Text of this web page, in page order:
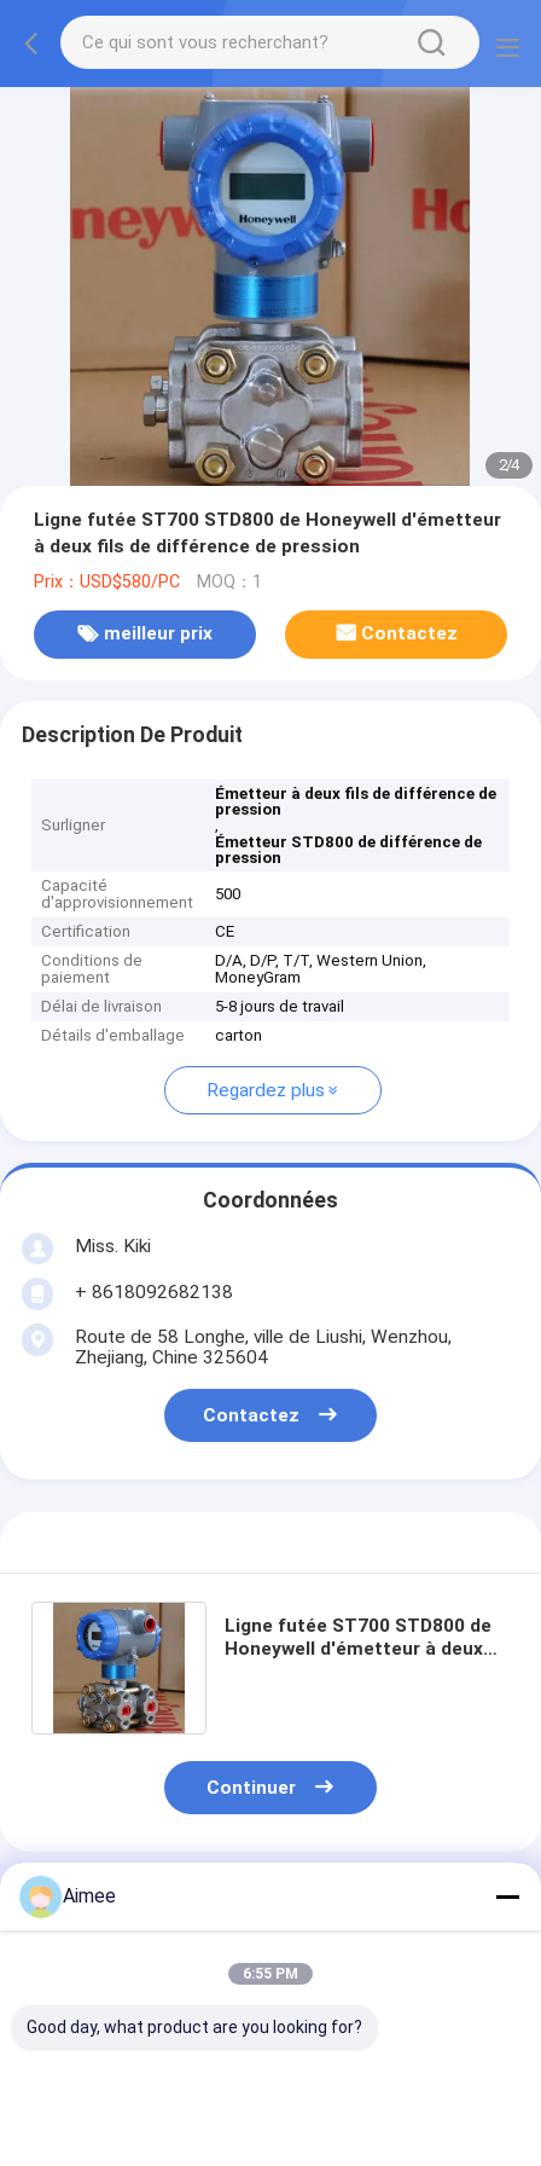
2/4
Ligne futée ST700 STD800 de Honeywell d'émetteur
à deux fils de différence de pression
Prix：USD$580/PC MOQ：1
meilleur prix Contactez
Description De Produit
Surligner
Émetteur à deux fils de différence de
pression
,
Émetteur STD800 de différence de
pression
Capacité
d'approvisionnement
500
Certification
CE
Conditions de
paiement
D/A, D/P, T/T, Western Union,
MoneyGram
Délai de livraison
5-8 jours de travail
Détails d'emballage
carton
Regardez plus
Coordonnées
Miss. Kiki
+ 8618092682138
Route de 58 Longhe, ville de Liushi, Wenzhou,
Zhejiang, Chine 325604
Contactez
Ligne futée ST700 STD800 de
Honeywell d'émetteur à deux
Continuer
Produits Recommandés
Aimee
6:55 PM
Good day, what product are you looking for?